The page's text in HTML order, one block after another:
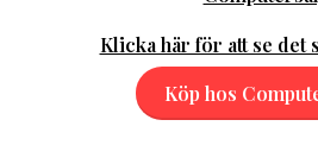
Klicka här för att se det
Köp hos